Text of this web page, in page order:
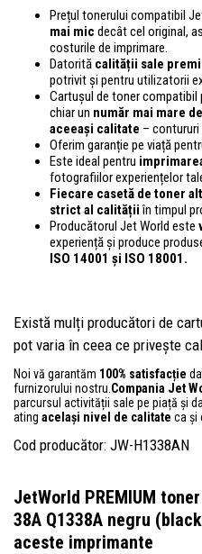
Prețul tonerului compatibil
mai mic decât cel original,
costurile de imprimare.
Datorită calității sale
potrivit și pentru utilizatorii
Cartușul de toner compatibil
chiar un număr mai mare
aceeași calitate –
Oferim garanție pe viață
Este ideal pentru
fotografiilor experiențelor
Fiecare casetă de toner
strict al calitățiiîn timpul
Producătorul Jet World este
experiență și produce
ISO 14001 și ISO 18001.
Există mulți producători de
pot varia în ceea ce privește
Noi vă garantăm 100% satisfacție
furnizorului nostru. Compania Jet
parcursul activității sale pe piață și
ating același nivel de calitate ca și
Cod producător: JW-H1338AN
JetWorld PREMIUM
38A Q1338A negru
aceste imprimante